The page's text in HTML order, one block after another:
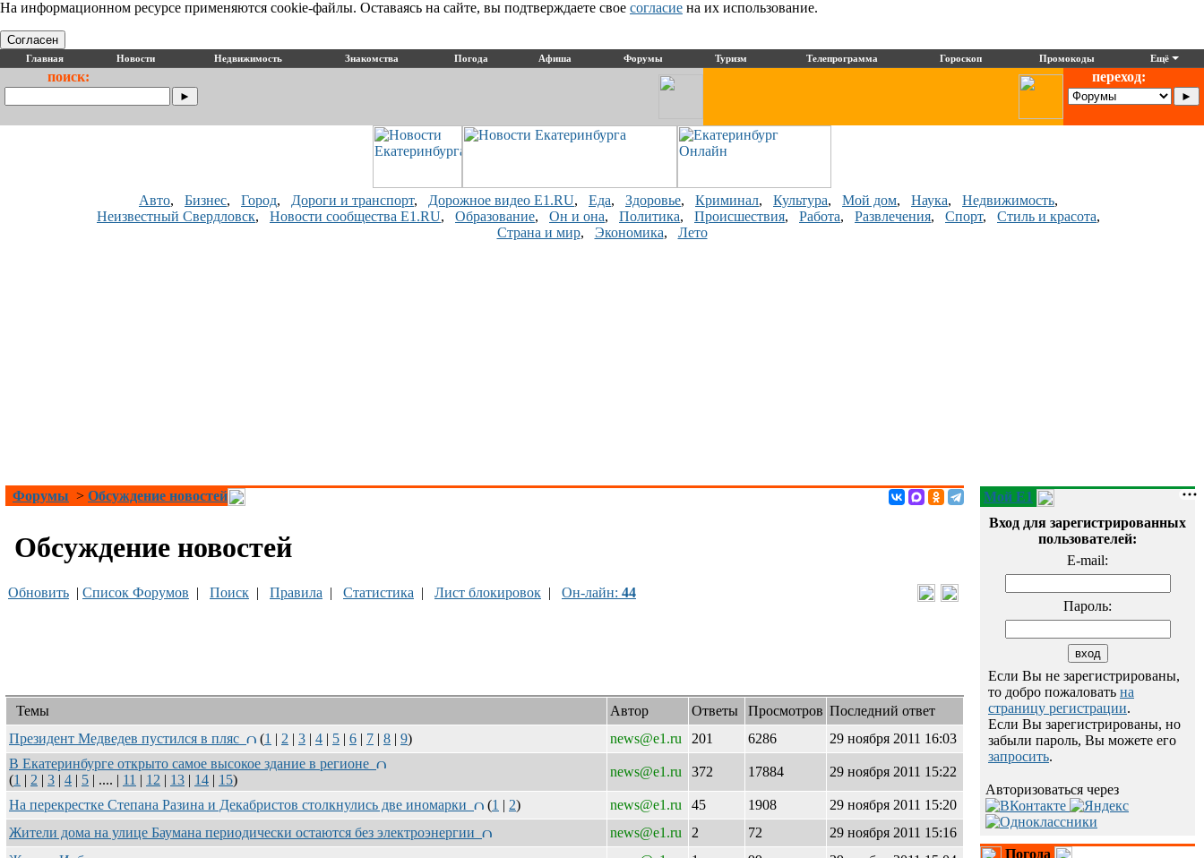
На информационном ресурсе применяются cookie-файлы. Оставаясь на сайте, вы подтверждаете свое согласие на их использование.
Согласен
Главная Новости Недвижимость Знакомства Погода Афиша Форумы Туризм Телепрограмма Гороскоп Промокоды Ещё
поиск: переход:
Авто, Бизнес, Город, Дороги и транспорт, Дорожное видео E1.RU, Еда, Здоровье, Криминал, Культура, Мой дом, Наука, Недвижимость,
Неизвестный Свердловск, Новости сообщества E1.RU, Образование, Он и она, Политика, Происшествия, Работа, Развлечения, Спорт, Стиль и красота,
Страна и мир, Экономика, Лето
Форумы > Обсуждение новостей
Обсуждение новостей
Обновить | Список Форумов | Поиск | Правила | Статистика | Лист блокировок | Он-лайн: 44
Темы Автор Ответы Просмотров Последний ответ
Президент Медведев пустился в пляс
(1 | 2 | 3 | 4 | 5 | 6 | 7 | 8 | 9) news@e1.ru 201 6286
29 ноября 2011 16:03
В Екатеринбурге открыто самое высокое здание в регионе
(1 | 2 | 3 | 4 | 5 | .... | 11 | 12 | 13 | 14 | 15)
news@e1.ru 372 17884 29 ноября 2011 15:22
На перекрестке Степана Разина и Декабристов столкнулись две иномарки (1 | 2) news@e1.ru 45 1908
29 ноября 2011 15:20
Жители дома на улице Баумана периодически остаются без электроэнергии
news@e1.ru 2 72
29 ноября 2011 15:16
Мой E1
Вход для зарегистрированных
пользователей:
E-mail:
Пароль:
Если Вы не зарегистрированы,
то добро пожаловать на
страницу регистрации.
Если Вы зарегистрированы, но
забыли пароль, Вы можете его
запросить.
Авторизоваться через
Погода